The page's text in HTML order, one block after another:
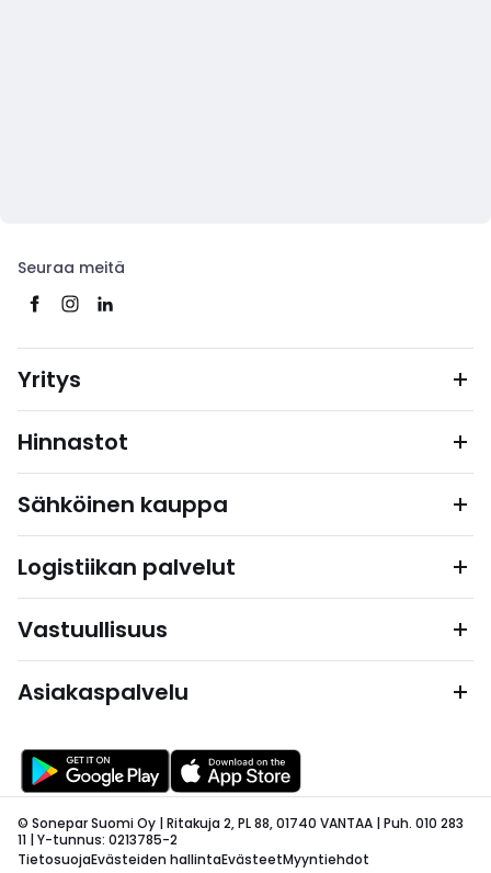
Seuraa meitä
Yritys
Hinnastot
Sähköinen kauppa
Logistiikan palvelut
Vastuullisuus
Asiakaspalvelu
© Sonepar Suomi Oy | Ritakuja 2, PL 88, 01740 VANTAA | Puh. 010 283
11 | Y-tunnus: 0213785-2
TietosuojaEvästeiden hallintaEvästeetMyyntiehdot